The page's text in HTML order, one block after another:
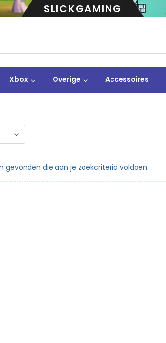
SLICKGAMING
Xbox Overige Accessoires
gevonden die aan je zoekcriteria voldoen.